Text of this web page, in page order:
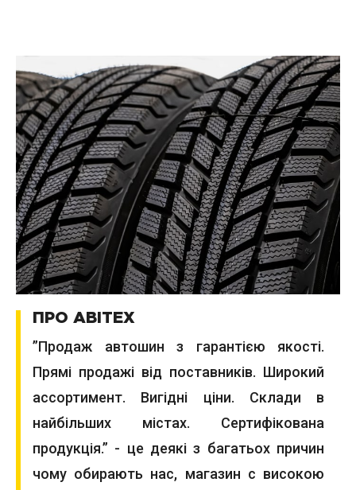
ПРО АВІТЕХ
”Продаж автошин з гарантією якості.
Прямі продажі від поставників. Широкий
ассортимент. Вигідні ціни. Склади в
найбільших містах. Сертифікована
продукція.” - це деякі з багатьох причин
чому обирають нас, магазин с високою